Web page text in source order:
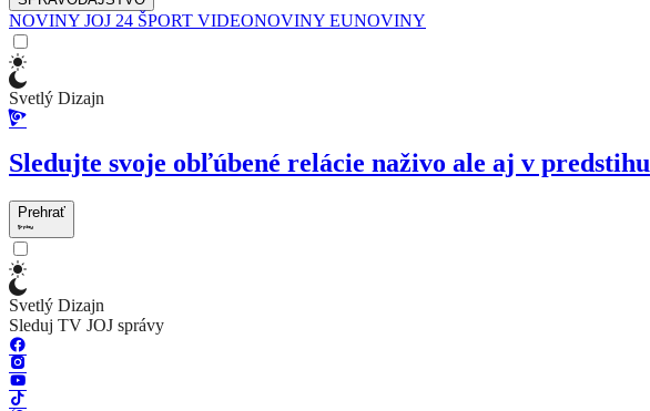
NOVINY JOJ 24 ŠPORT VIDEONOVINY EUNOVINY
Svetlý Dizajn
Sledujte svoje obľúbené relácie naživo ale aj v predstihu
Prehrať
Svetlý Dizajn
Sleduj TV JOJ správy